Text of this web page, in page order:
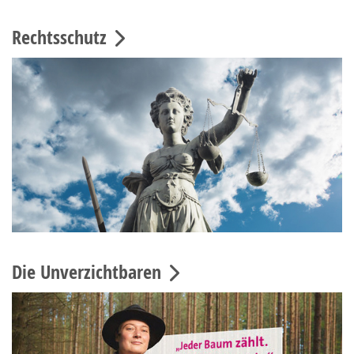
Rechtsschutz
Die Unverzichtbaren